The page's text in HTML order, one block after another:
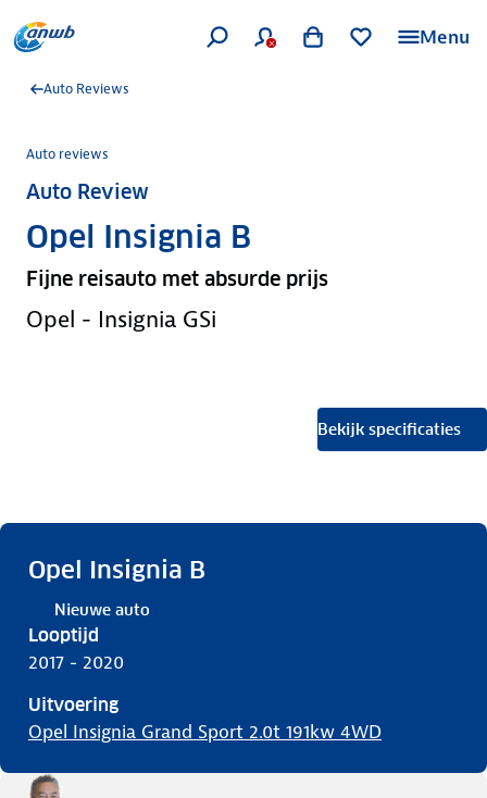
Menu
Auto Reviews
Auto reviews
Auto Review
Opel Insignia B
Fijne reisauto met absurde prijs
Opel - Insignia GSi
Bekijk specificaties
Opel Insignia B
Nieuwe auto
Looptijd
2017 - 2020
Uitvoering
Opel Insignia Grand Sport 2.0t 191kw 4WD